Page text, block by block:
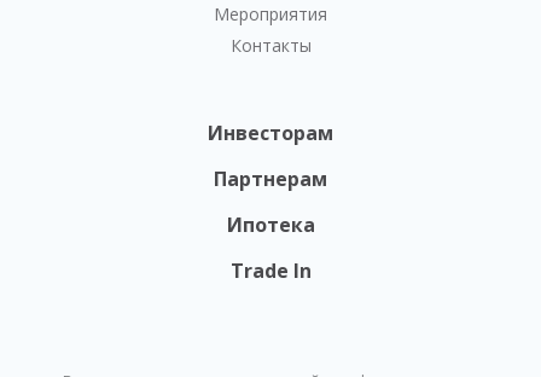
Мероприятия
Контакты
Инвесторам
Партнерам
Ипотека
Trade In